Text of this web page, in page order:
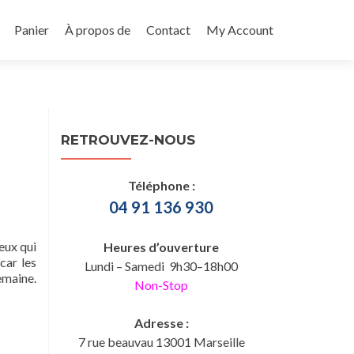
Panier À propos de Contact My Account
qui
les
RETROUVEZ-NOUS
Téléphone :
04 91 136 930
Heures d’ouverture
Lundi – Samedi 9h30–18h00
Non-Stop
Adresse :
7 rue beauvau 13001 Marseille